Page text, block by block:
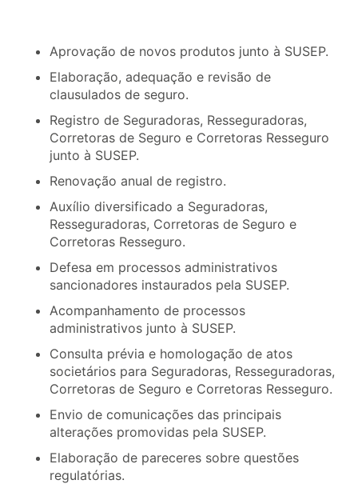
Aprovação de novos produtos junto à SUSEP.
Elaboração, adequação e revisão de
clausulados de seguro.
Registro de Seguradoras, Resseguradoras,
Corretoras de Seguro e Corretoras Resseguro
junto à SUSEP.
Renovação anual de registro.
Auxílio diversificado a Seguradoras,
Resseguradoras, Corretoras de Seguro e
Corretoras Resseguro.
Defesa em processos administrativos
sancionadores instaurados pela SUSEP.
Acompanhamento de processos
administrativos junto à SUSEP.
Consulta prévia e homologação de atos
societários para Seguradoras, Resseguradoras,
Corretoras de Seguro e Corretoras Resseguro.
Envio de comunicações das principais
alterações promovidas pela SUSEP.
Elaboração de pareceres sobre questões
regulatórias.